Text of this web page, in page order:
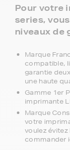
Pour votre
series,
niveaux de
Marque
compatible,
garantie
une haute
Gamme 1er
imprimante
Marque
votre
voulez
commander